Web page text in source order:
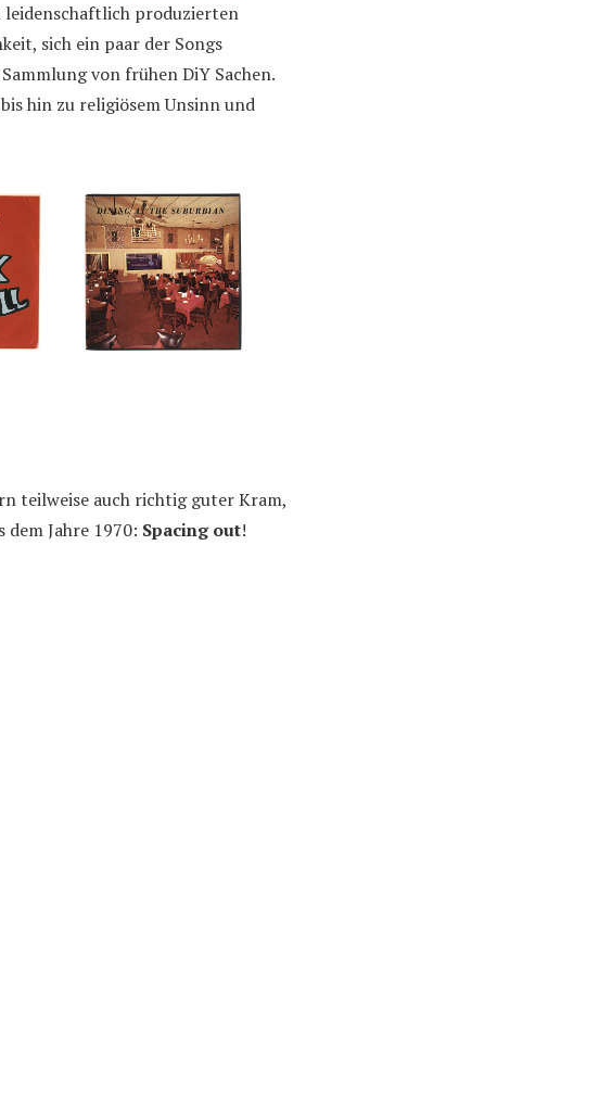
leidenschaftlich produzierten
sich ein paar der Songs
von frühen DiY Sachen.
hin zu religiösem Unsinn und
teilweise auch richtig guter Kram,
dem Jahre 1970: Spacing out!